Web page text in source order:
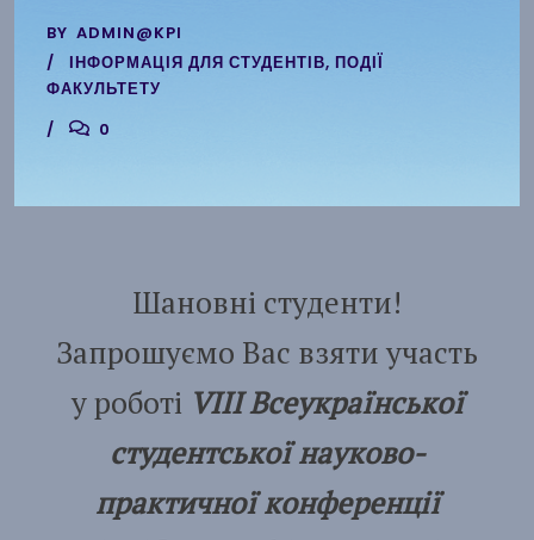
BY ADMIN@KPI
ІНФОРМАЦІЯ ДЛЯ СТУДЕНТІВ, ПОДІЇ
ФАКУЛЬТЕТУ
0
Шановні студенти!
Запрошуємо Вас взяти участь
у роботі VIIІ Всеукраїнської
студентської науково-
практичної конференції